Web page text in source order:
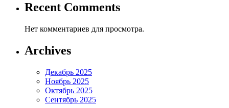
Recent Comments
Нет комментариев для просмотра.
Archives
Декабрь 2025
Ноябрь 2025
Октябрь 2025
Сентябрь 2025